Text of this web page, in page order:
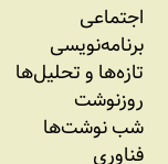
اجتماعی
برنامه‏‌نویسی
تازه‌‌ها و تحلیل‌ها
روزنوشت
شب نوشت‌ها
فناوری